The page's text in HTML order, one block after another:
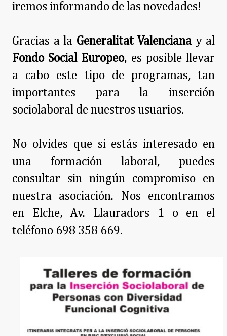
iremos informando de las novedades!
Gracias a la Generalitat Valencianay al
Fondo Social Europeo, es posible llevar
a cabo este tipo de programas, tan
importantes para la inserción
sociolaboral de nuestros usuarios.
No olvides que si estás interesado en
una formación laboral, puedes
consultar sin ningún compromiso en
nuestra asociación. Nos encontramos
en Elche, Av. Llauradors 1 o en el
teléfono 698 358 669.